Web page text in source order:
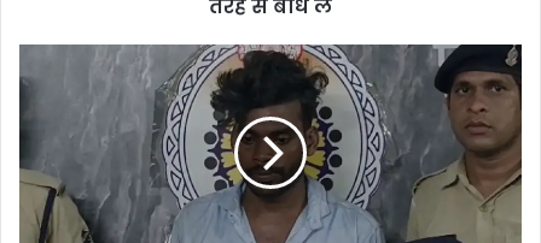
से
तरह से बांध ले
प्रेमिका
करता
चोरी,